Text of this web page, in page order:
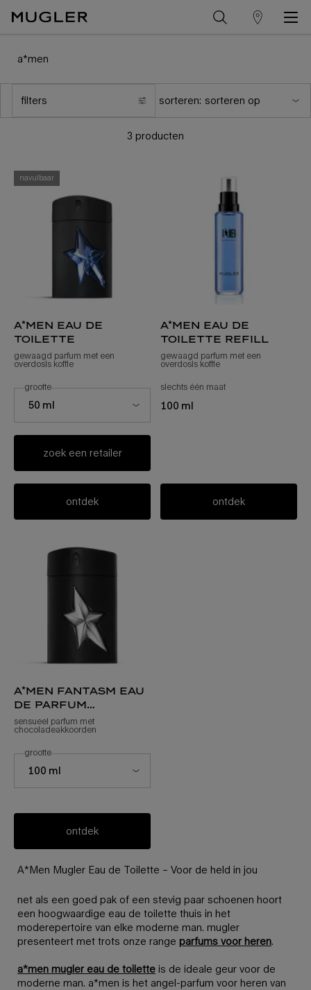
winkelzoeker
a*men
filters
menu filters sorteren:
3 producten
navulbaar
a*men eau de
toilette
gewaagd parfum met een
overdosis koffie
Select a size for a*men eau de toilette
50 ml
selecteer een
groottevoor a*men eau de toilette
zoek een retailer
ontdek
a*men eau de
toilette refill
gewaagd parfum met een
overdosis koffie
slechts één maat
100 ml
ontdek
a*men fantasm eau
de parfum
sensuelle
sensueel parfum met
chocoladeakkoorden
Select a size for a*men fantasm eau de parfum sensuelle
100 ml
selecteer een
groottevoor a*men fantasm eau de parfum sensuelle
ontdek
A*Men Mugler Eau de Toilette – Voor de held in jou
net als een goed pak of een stevig paar schoenen hoort
een hoogwaardige eau de toilette thuis in het
moderepertoire van elke moderne man. mugler
presenteert met trots onze range parfums voor heren.
a*men mugler eau de toilette is de ideale geur voor de
moderne man. a*men is het angel-parfum voor heren van